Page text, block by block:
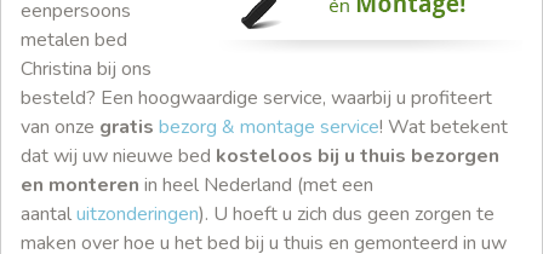
eenpersoons
metalen bed
Christina bij ons
besteld? Een hoogwaardige service, waarbij u profiteert
van onze gratis bezorg & montage service! Wat betekent
dat wij uw nieuwe bed kosteloos bij u thuis bezorgen
en monteren in heel Nederland (met een
aantaluitzonderingen). U hoeft u zich dus geen zorgen te
maken over hoe u het bed bij u thuis en gemonteerd in uw